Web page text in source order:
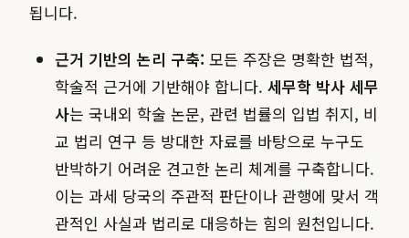
됩니다.
근거 기반의 논리 구축: 모든 주장은 명확한 법적,
학술적 근거에 기반해야 합니다. 세무학 박사 세무
사는 국내외 학술 논문, 관련 법률의 입법 취지, 비
교 법리 연구 등 방대한 자료를 바탕으로 누구도
반박하기 어려운 견고한 논리 체계를 구축합니다.
이는 과세 당국의 주관적 판단이나 관행에 맞서 객
관적인 사실과 법리로 대응하는 힘의 원천입니다.